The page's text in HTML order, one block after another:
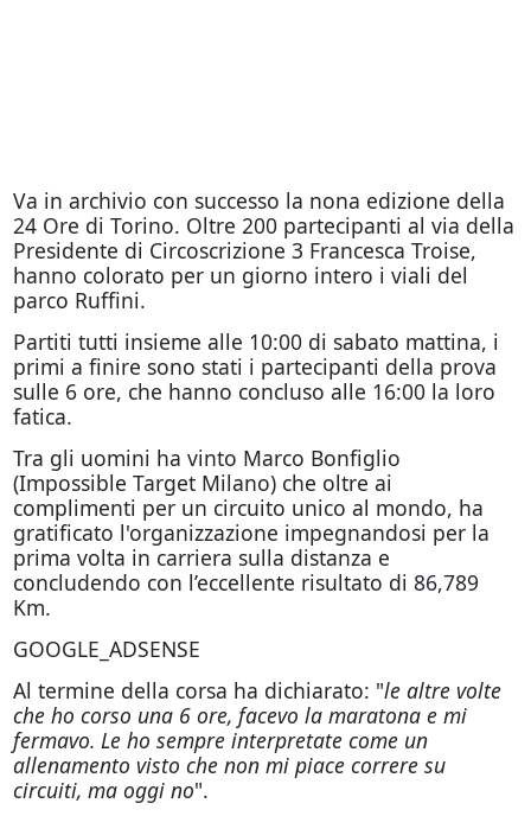
Va in archivio con successo la nona edizione della
24 Ore di Torino. Oltre 200 partecipanti al via della
Presidente di Circoscrizione 3 Francesca Troise,
hanno colorato per un giorno intero i viali del
parco Ruffini.
Partiti tutti insieme alle 10:00 di sabato mattina, i
primi a finire sono stati i partecipanti della prova
sulle 6 ore, che hanno concluso alle 16:00 la loro
fatica.
Tra gli uomini ha vinto Marco Bonfiglio
(Impossible Target Milano) che oltre ai
complimenti per un circuito unico al mondo, ha
gratificato l'organizzazione impegnandosi per la
prima volta in carriera sulla distanza e
concludendo con l’eccellente risultato di 86,789
Km.
GOOGLE_ADSENSE
Al termine della corsa ha dichiarato: "le altre volte
che ho corso una 6 ore, facevo la maratona e mi
fermavo. Le ho sempre interpretate come un
allenamento visto che non mi piace correre su
circuiti, ma oggi no".